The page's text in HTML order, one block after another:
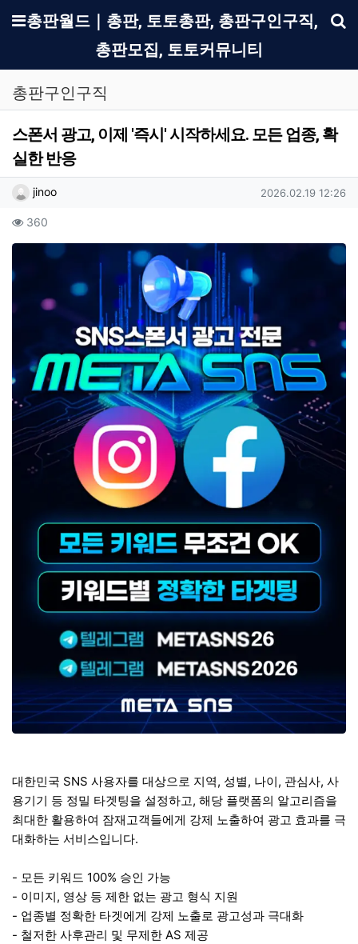
메뉴
총판월드｜총판, 토토총판, 총판구인구직,
총판모집, 토토커뮤니티
총판구인구직
스폰서 광고, 이제 '즉시' 시작하세요. 모든 업종, 확
실한 반응
작성자 정보
jinoo작성 작성일
2026.02.19 12:26
컨텐츠 정보
360
본문
대한민국 SNS 사용자를 대상으로 지역, 성별, 나이, 관심사, 사
용기기 등 정밀 타겟팅을 설정하고, 해당 플랫폼의 알고리즘을
최대한 활용하여 잠재고객들에게 강제 노출하여 광고 효과를 극
대화하는 서비스입니다.
- 모든 키워드 100% 승인 가능
- 이미지, 영상 등 제한 없는 광고 형식 지원
- 업종별 정확한 타겟에게 강제 노출로 광고성과 극대화
- 철저한 사후관리 및 무제한 AS 제공